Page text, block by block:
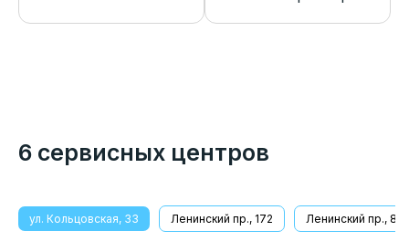
6 сервисных центров
ул. Кольцовская, 33 Ленинский пр., 172 Ленинский пр., 8/1